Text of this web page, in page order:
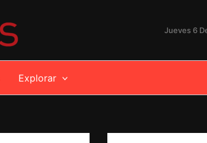
Jueves 6
Explorar